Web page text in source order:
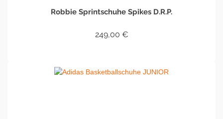
Robbie Sprintschuhe Spikes D.R.P.
249,00 €